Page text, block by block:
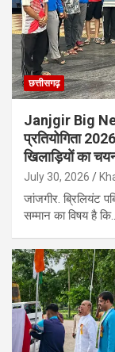
छत्तीसगढ़
Janjgir Big
प्रतियोगिता
खिलाड़ियों का
July 30, 2026
जांजगीर. ब्रिलियंट
सम्मान का विषय है